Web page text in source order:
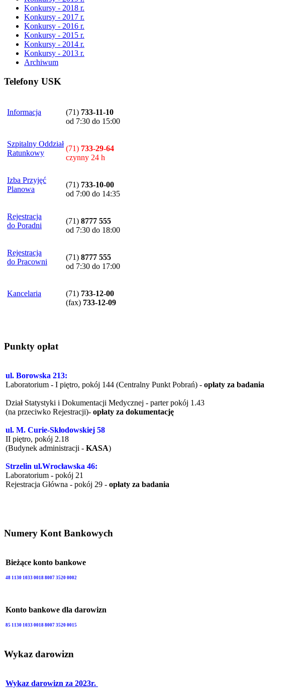
Konkursy - 2018 r.
Konkursy - 2017 r.
Konkursy - 2016 r.
Konkursy - 2015 r.
Konkursy - 2014 r.
Konkursy - 2013 r.
Archiwum
Telefony USK
Informacja (71) 733-11-10
od 7:30 do 15:00
Szpitalny Oddział
Ratunkowy
(71) 733-29-64
czynny 24 h
Izba Przyjęć
Planowa
(71) 733-10-00
od 7:00 do 14:35
Rejestracja
do Poradni
(71) 8777 555
od 7:30 do 18:00
Rejestracja
do Pracowni
(71) 8777 555
od 7:30 do 17:00
Kancelaria (71) 733-12-00
(fax) 733-12-09
Punkty opłat
ul. Borowska 213:
Laboratorium - I piętro, pokój 144 (Centralny Punkt Pobrań) - opłaty za badania
Dział Statystyki i Dokumentacji Medycznej - parter pokój 1.43
(na przeciwko Rejestracji)- opłaty za dokumentację
ul. M. Curie-Skłodowskiej 58
II piętro, pokój 2.18
(Budynek administracji - KASA)
Strzelin ul.Wrocławska 46:
Laboratorium - pokój 21
Rejestracja Główna - pokój 29 - opłaty za badania
Numery Kont Bankowych
Bieżące konto bankowe
48 1130 1033 0018 8007 3520 0002
Konto bankowe dla darowizn
85 1130 1033 0018 8007 3520 0015
Wykaz darowizn
Wykaz darowizn za 2023r.